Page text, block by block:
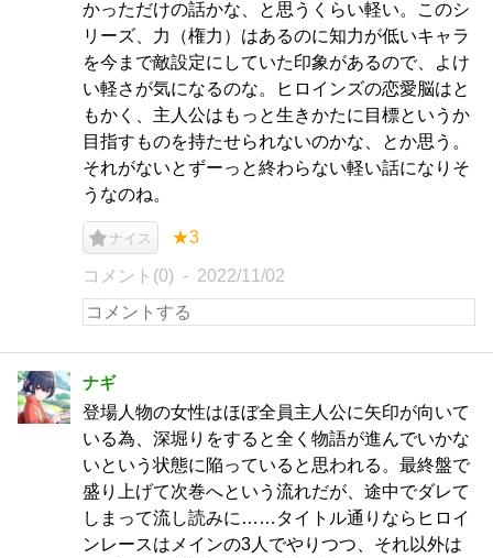
かっただけの話かな、と思うくらい軽い。このシ
リーズ、力（権力）はあるのに知力が低いキャラ
を今まで敵設定にしていた印象があるので、よけ
い軽さが気になるのな。ヒロインズの恋愛脳はと
もかく、主人公はもっと生きかたに目標というか
目指すものを持たせられないのかな、とか思う。
それがないとずーっと終わらない軽い話になりそ
うなのね。
ナイス ★3
コメント(0) 2022/11/02
ナギ
登場人物の女性はほぼ全員主人公に矢印が向いて
いる為、深堀りをすると全く物語が進んでいかな
いという状態に陥っていると思われる。最終盤で
盛り上げて次巻へという流れだが、途中でダレて
しまって流し読みに……タイトル通りならヒロイ
ンレースはメインの3人でやりつつ、それ以外は